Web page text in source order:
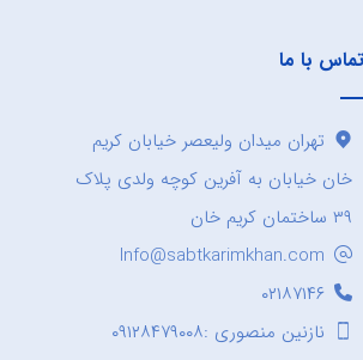
تماس با ما
تهران میدان ولیعصر خیابان کریم
خان خیابان به آفرین کوچه ولدی پلاک
۳۹ ساختمان کریم خان
Info@sabtkarimkhan.com
۰۲۱۸۷۱۴۶
نازنین منصوری :۰۹۱۲۸۴۷۹۰۰۸